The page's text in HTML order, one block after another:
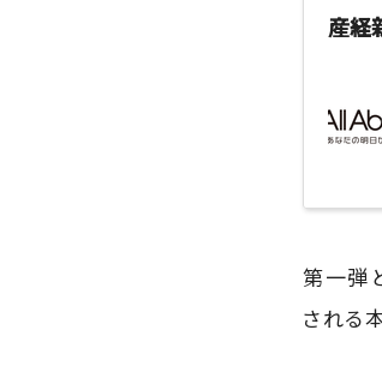
産経
第一弾
される